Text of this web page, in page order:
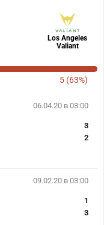
Los Angeles
Valiant
5 (63%)
06.04.20 в 03:00
3
2
09.02.20 в 03:00
1
3